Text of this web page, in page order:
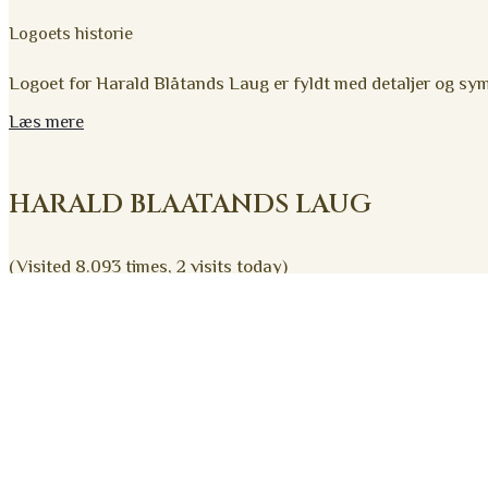
Logoets historie
Logoet for Harald Blåtands Laug er fyldt med detaljer og
Læs mere
HARALD BLAATANDS LAUG
(Visited 8.093 times, 2 visits today)